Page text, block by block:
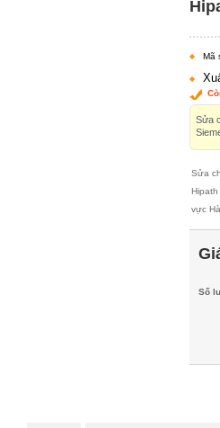
Mã
Sửa
Sửa
vực
Số